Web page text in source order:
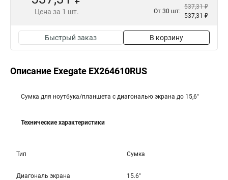
Цена за 1 шт. От 30 шт:
537,31 ₽
537,31 ₽
Быстрый заказ В корзину
Описание Exegate EX264610RUS
Сумка для ноутбука/планшета с диагональю экрана до 15,6"
Технические характеристики
Тип Сумка
Диагональ экрана 15.6"